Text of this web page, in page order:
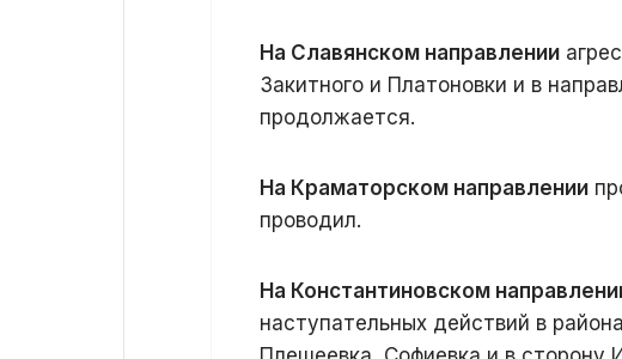
На Славянском направлении
Закитного и Платоновки и в
продолжается.
На Краматорском направлении
проводил.
На Константиновском
наступательных действий в